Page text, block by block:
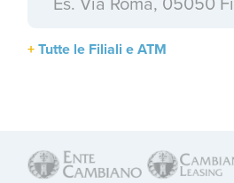
Tutte le Filiali e ATM